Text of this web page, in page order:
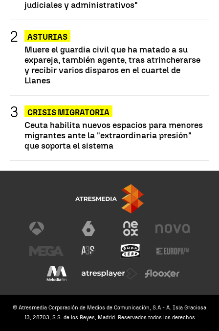
judiciales y administrativos"
ASTURIAS
Muere el guardia civil que ha matado a su
expareja, también agente, tras atrincherarse
y recibir varios disparos en el cuartel de
Llanes
CRISIS MIGRATORIA
Ceuta habilita nuevos espacios para menores
migrantes ante la "extraordinaria presión"
que soporta el sistema
© Atresmedia Corporación de Medios de Comunicación, S.A - A. Isla Graciosa
13, 28703, S.S. de los Reyes, Madrid. Reservados todos los derechos